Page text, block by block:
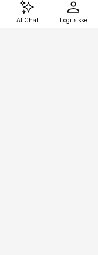
AI Chat Logi sisse